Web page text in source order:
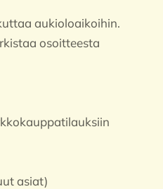
aukioloaikoihin.
osoitteesta
asiat)